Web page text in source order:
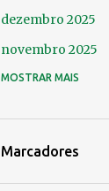
dezembro 2025
novembro 2025
outubro 2025
MOSTRAR MAIS
Marcadores